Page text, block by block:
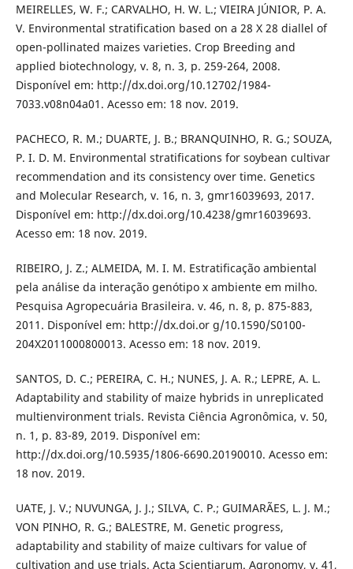
MEIRELLES, W. F.; CARVALHO, H. W. L.; VIEIRA JÚNIOR, P. A.
V. Environmental stratification based on a 28 X 28 diallel of
open-pollinated maizes varieties. Crop Breeding and
applied biotechnology, v. 8, n. 3, p. 259-264, 2008.
Disponível em: http://dx.doi.org/10.12702/1984-
7033.v08n04a01. Acesso em: 18 nov. 2019.
PACHECO, R. M.; DUARTE, J. B.; BRANQUINHO, R. G.; SOUZA,
P. I. D. M. Environmental stratifications for soybean cultivar
recommendation and its consistency over time. Genetics
and Molecular Research, v. 16, n. 3, gmr16039693, 2017.
Disponível em: http://dx.doi.org/10.4238/gmr16039693.
Acesso em: 18 nov. 2019.
RIBEIRO, J. Z.; ALMEIDA, M. I. M. Estratificação ambiental
pela análise da interação genótipo x ambiente em milho.
Pesquisa Agropecuária Brasileira. v. 46, n. 8, p. 875-883,
2011. Disponível em: http://dx.doi.or g/10.1590/S0100-
204X2011000800013. Acesso em: 18 nov. 2019.
SANTOS, D. C.; PEREIRA, C. H.; NUNES, J. A. R.; LEPRE, A. L.
Adaptability and stability of maize hybrids in unreplicated
multienvironment trials. Revista Ciência Agronômica, v. 50,
n. 1, p. 83-89, 2019. Disponível em:
http://dx.doi.org/10.5935/1806-6690.20190010. Acesso em:
18 nov. 2019.
UATE, J. V.; NUVUNGA, J. J.; SILVA, C. P.; GUIMARÃES, L. J. M.;
VON PINHO, R. G.; BALESTRE, M. Genetic progress,
adaptability and stability of maize cultivars for value of
cultivation and use trials. Acta Scientiarum. Agronomy, v. 41,